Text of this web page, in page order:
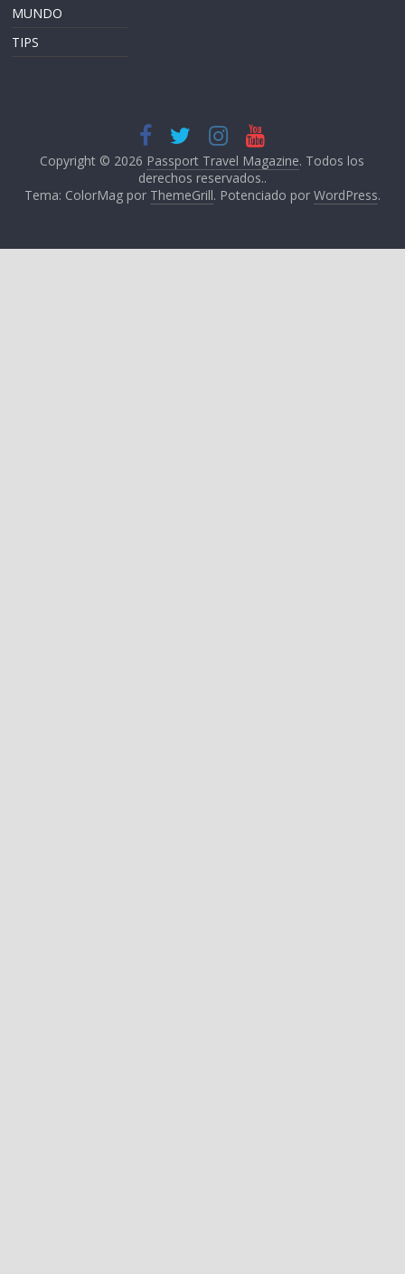
MUNDO
TIPS
Copyright © 2026 Passport Travel Magazine. Todos los
derechos reservados..
Tema: ColorMag por ThemeGrill. Potenciado por WordPress.